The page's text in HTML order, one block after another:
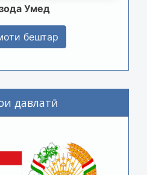
Умед
бештар
давлатӣ